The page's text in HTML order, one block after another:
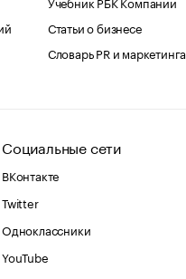
Статьи о бизнесе
Словарь PR и маркетинга
Социальные сети
ВКонтакте
Twitter
Одноклассники
YouTube